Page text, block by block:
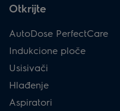
Otkrijte
AutoDose PerfectCare
Indukcione ploče
Usisivači
Hlađenje
Aspiratori